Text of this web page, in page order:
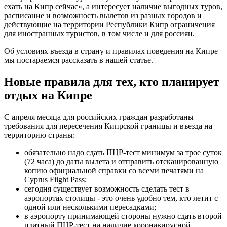
ехать на Кипр сейчас», а интересует наличие выгодных туров,
расписание и возможность вылетов из разных городов и
действующие на территории Республики Кипр ограничения
для иностранных туристов, в том числе и для россиян.
Об условиях въезда в страну и правилах поведения на Кипре
мы постараемся рассказать в нашей статье.
Новые правила для тех, кто планирует
отдых на Кипре
С апреля месяца для российских граждан разработаны
требования для пересечения Кипрской границы и въезда на
территорию страны:
обязательно надо сдать ПЦР-тест минимум за трое суток
(72 часа) до даты вылета и отправить отсканированную
копию официальной справки со всеми печатями на
Cyprus Fiight Pass;
сегодня существует возможность сделать тест в
аэропортах столицы - это очень удобно тем, кто летит с
одной или несколькими пересадками;
в аэропорту принимающей стороны нужно сдать второй
платный ПЦР-тест на наличие коронавирусной